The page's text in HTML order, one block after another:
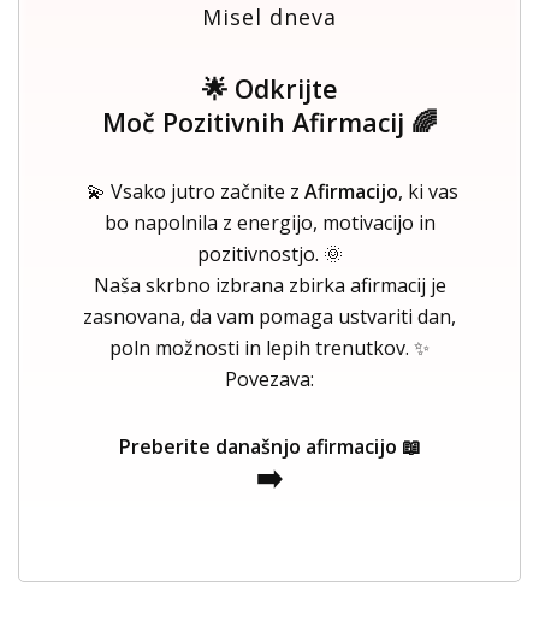
Misel dneva
🌟 Odkrijte
Moč Pozitivnih Afirmacij 🌈
💫 Vsako jutro začnite z Afirmacijo, ki vas
bo napolnila z energijo, motivacijo in
pozitivnostjo. 🌞
Naša skrbno izbrana zbirka afirmacij je
zasnovana, da vam pomaga ustvariti dan,
poln možnosti in lepih trenutkov. ✨
Povezava:
Preberite današnjo afirmacijo 📖
➡️